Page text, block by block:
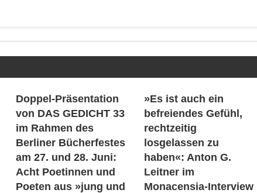
Doppel-Präsentation
von DAS GEDICHT 33
im Rahmen des
Berliner Bücherfestes
am 27. und 28. Juni:
Acht Poetinnen und
Poeten aus »jung und
»Es ist auch ein
befreiendes Gefühl,
rechtzeitig
losgelassen zu
haben«: Anton G.
Leitner im
Monacensia-Interview